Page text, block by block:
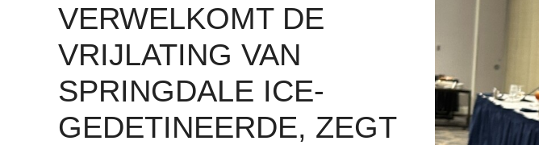
VERWELKOMT DE
VRIJLATING VAN
SPRINGDALE ICE-
GEDETINEERDE, ZEGT